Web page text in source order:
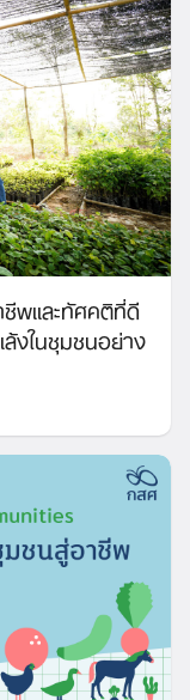
พและทัศคติที่ดี
งในชุมชนอย่าง